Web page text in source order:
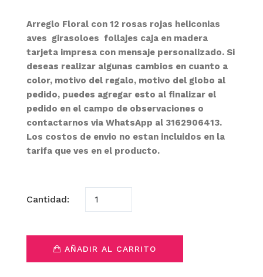
Arreglo Floral con 12 rosas rojas heliconias
aves girasoloes follajes caja en madera
tarjeta impresa con mensaje personalizado. Si
deseas realizar algunas cambios en cuanto a
color, motivo del regalo, motivo del globo al
pedido, puedes agregar esto al finalizar el
pedido en el campo de observaciones o
contactarnos via WhatsApp al 3162906413.
Los costos de envio no estan incluidos en la
tarifa que ves en el producto.
Cantidad:
AÑADIR AL CARRITO